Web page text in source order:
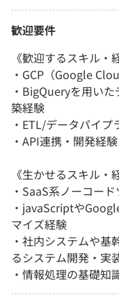
歓迎要件
《歓迎するスキル・
・GCP（Google
・BigQueryを用い
築経験
・ETL/データパイ
・API連携・開発経験
《生かせるスキル・
・SaaS系ノーコー
・javaScriptや
マイズ経験
・社内システムや基
るシステム開発・実
・情報処理の基礎知